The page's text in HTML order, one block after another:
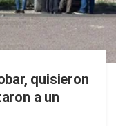
quisieron
a un